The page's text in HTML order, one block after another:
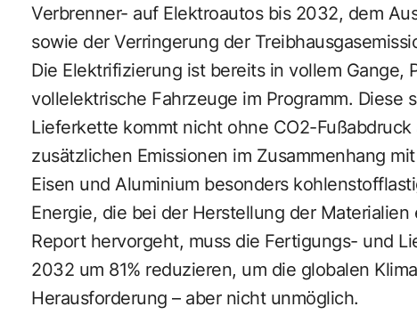
Verbrenner- auf Elektroautos bis 2032, dem
sowie der Verringerung der
Die Elektrifizierung ist bereits in vollem Gange,
vollelektrische Fahrzeuge im Programm. Diese
Lieferkette kommt nicht ohne CO2-
zusätzlichen Emissionen im Zusammenhang
Eisen und Aluminium besonders
Energie, die bei der Herstellung der
Report hervorgeht, muss die Fertigungs- und
2032 um 81% reduzieren, um die globalen
Herausforderung – aber nicht unmöglich.